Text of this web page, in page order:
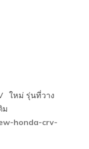
ใหม่ รุ่นที่วาง
ม
honda-crv-